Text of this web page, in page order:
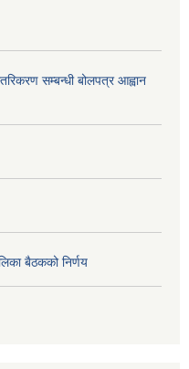
सम्बन्धी बोलपत्र आह्वान
बैठकको निर्णय